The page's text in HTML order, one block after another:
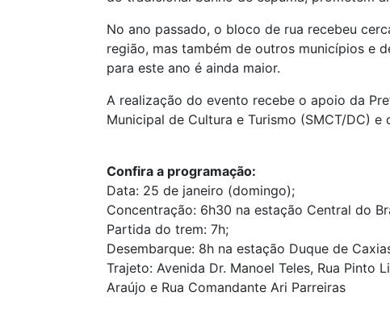
No ano passado, o bloco de rua recebeu
região, mas também de outros municípios e
para este ano é ainda maior.
A realização do evento recebe o apoio da
Municipal de Cultura e Turismo (SMCT/DC)
Confira a programação:
Data: 25 de janeiro (domingo);
Concentração: 6h30 na estação Central do
Partida do trem: 7h;
Desembarque: 8h na estação Duque de
Trajeto: Avenida Dr. Manoel Teles, Rua Pinto
Araújo e Rua Comandante Ari Parreiras